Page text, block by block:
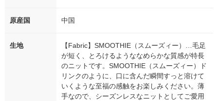
原産国 中国
生地
【Fabric】SMOOTHIE（スムーズィー）…毛足
が短く、とろけるようななめらかな質感が特長
のニットです。SMOOTHIE（スムーズィー）ド
リンクのように、口に含んだ瞬間すっと溶けて
いくような至福の感触をお楽しみください。薄
手なので、シーズンレスなニットとしてご愛用